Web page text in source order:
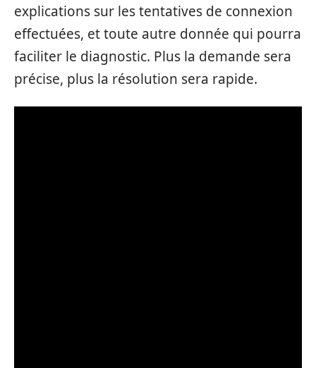
explications sur les tentatives de connexion
effectuées, et toute autre donnée qui pourra
faciliter le diagnostic. Plus la demande sera
précise, plus la résolution sera rapide.